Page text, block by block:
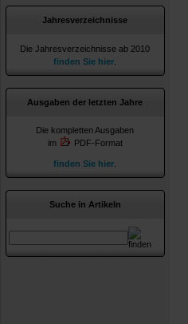
Jahresverzeichnisse
Die Jahresverzeichnisse ab 2010
finden Sie hier
Ausgaben der letzten Jahre
Die kompletten Ausgaben
im
PDF-Format
finden Sie hier
Suche in Artikeln